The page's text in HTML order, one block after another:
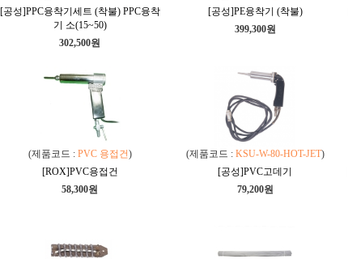
[공성]PPC융착기세트 (착불) PPC융착
기 소(15~50)
302,500원
[공성]PE융착기 (착불)
399,300원
(제품코드 : PVC 용접건)
[ROX]PVC용접건
58,300원
(제품코드 : KSU-W-80-HOT-JET)
[공성]PVC고데기
79,200원